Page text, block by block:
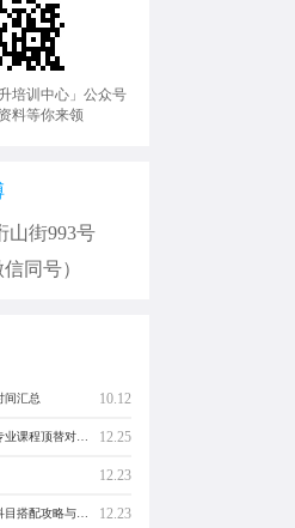
培训中心」公众号
料等你来领
山街993号
同号）
间汇总 10.12
12.25
12.23
12.23